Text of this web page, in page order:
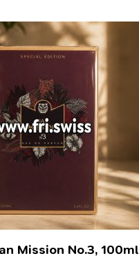
Mission No.3, 100ml